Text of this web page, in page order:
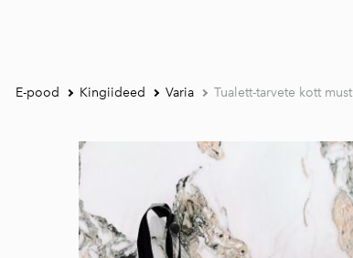
E-pood Kingiideed Varia Tualett-tarvete kott must